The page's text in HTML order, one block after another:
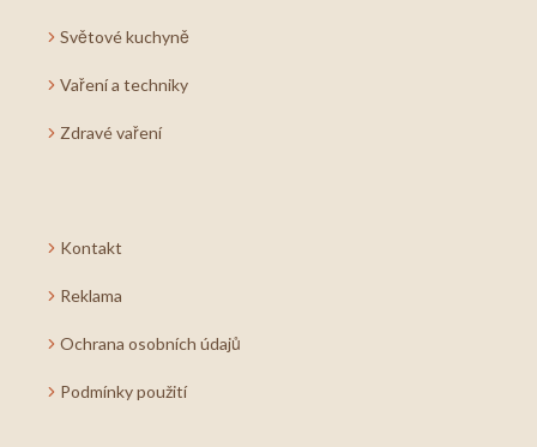
Světové kuchyně
Vaření a techniky
Zdravé vaření
Kontakt
Reklama
Ochrana osobních údajů
Podmínky použití